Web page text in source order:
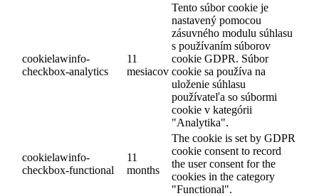
cookielawinfo-
checkbox-analytics
11
mesiacov
Tento súbor cookie je
nastavený pomocou
zásuvného modulu súhlasu
s používaním súborov
cookie GDPR. Súbor
cookie sa používa na
uloženie súhlasu
používateľa so súbormi
cookie v kategórii
"Analytika".
cookielawinfo-
checkbox-functional
11
months
The cookie is set by GDPR
cookie consent to record
the user consent for the
cookies in the category
"Functional".